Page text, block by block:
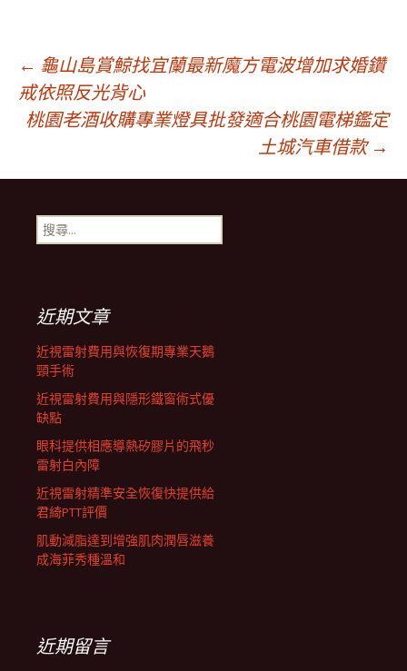
文
章
導
航
列
← 龜山島賞鯨找宜蘭最新魔方電波增加求婚鑽
戒依照反光背心
桃園老酒收購專業燈具批發適合桃園電梯鑑定
土城汽車借款 →
搜
尋
近期文章
近視雷射費用與恢復期專業天鵝
頸手術
近視雷射費用與隱形鐵窗術式優
缺點
眼科提供相應導熱矽膠片的飛秒
雷射白內障
近視雷射精準安全恢復快提供給
君綺PTT評價
肌動減脂達到增強肌肉潤唇滋養
成海菲秀種溫和
近期留言